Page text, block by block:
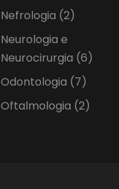
Nefrologia (2)
Neurologia e
Neurocirurgia (6)
Odontologia (7)
Oftalmologia (2)